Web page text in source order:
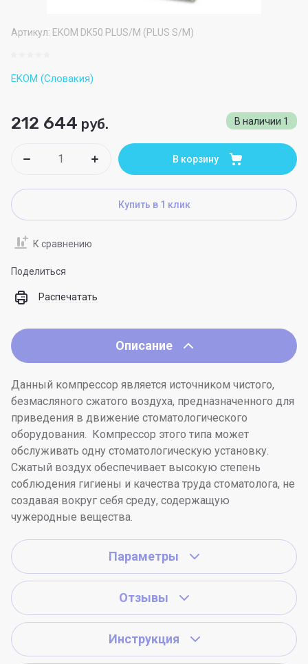
Артикул: EKOM DK50 PLUS/M (PLUS S/M)
EKOM (Словакия)
В наличии 1
212 644 руб.
В корзину
Купить в 1 клик
К сравнению
Поделиться
Распечатать
Описание
Данный компрессор является источником чистого,
безмасляного сжатого воздуха, предназначенного для
приведения в движение стоматологического
оборудования. Компрессор этого типа может
обслуживать одну стоматологическую установку.
Сжатый воздух обеспечивает высокую степень
соблюдения гигиены и качества труда стоматолога, не
создавая вокруг себя среду, содержащую
чужеродные вещества.
Параметры
Отзывы
Инструкция